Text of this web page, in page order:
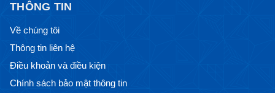
THÔNG TIN
Về chúng tôi
Thông tin liên hệ
Điều khoản và điều kiện
Chính sách bảo mật thông tin